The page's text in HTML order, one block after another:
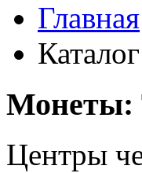
Главная
Монеты:
Центры